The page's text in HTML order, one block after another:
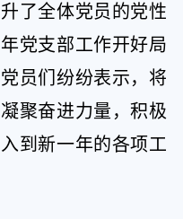
了全体党员的党性
党支部工作开好局
员们纷纷表示，将
聚奋进力量，积极
到新一年的各项工